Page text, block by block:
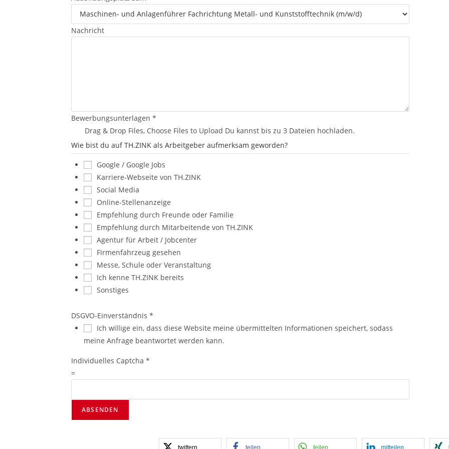
Nachricht
Bewerbungsunterlagen *
Drag & Drop Files, Choose Files to Upload Du kannst bis zu 3 Dateien hochladen.
Wie bist du auf TH.ZINK als Arbeitgeber aufmerksam geworden?
Google / Google Jobs
Karriere-Webseite von TH.ZINK
Social Media
Online-Stellenanzeige
Empfehlung durch Freunde oder Familie
Empfehlung durch Mitarbeitende von TH.ZINK
Agentur für Arbeit / Jobcenter
Firmenfahrzeug gesehen
Messe, Schule oder Veranstaltung
Ich kenne TH.ZINK bereits
Sonstiges
DSGVO-Einverständnis *
Ich willige ein, dass diese Website meine übermittelten Informationen speichert, sodass
meine Anfrage beantwortet werden kann.
Individuelles Captcha *
=
ABSENDEN
twittern teilen teilen mitteilen
TH. Zink GmbH Fenster und Türen
Ausstellungsräume - Produktion - Büros
05051 - 98 89 0
05051 - 98 89 0
zink-fenster.de
ÖFFNUNGSZEITEN
Samstag von 09:00 bis 13:00 Uhr